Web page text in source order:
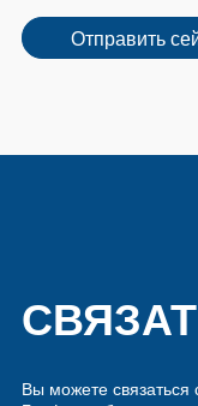
Отправить
Вы можете связаться